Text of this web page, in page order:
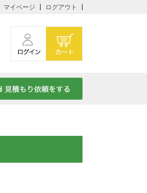
マイページ ログアウト